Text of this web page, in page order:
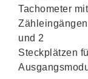
Tachometer mit
Zähleingängen
und 2
Steckplätzen